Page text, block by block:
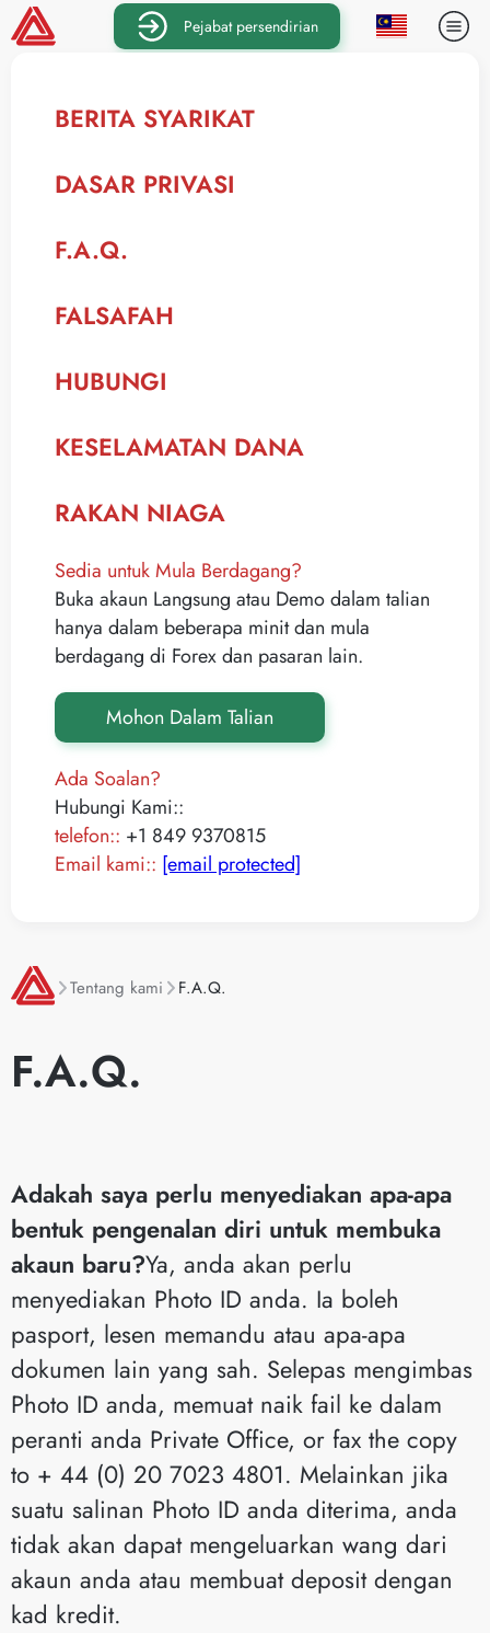
Pejabat persendirian
BERITA SYARIKAT
DASAR PRIVASI
F.A.Q.
FALSAFAH
HUBUNGI
KESELAMATAN DANA
RAKAN NIAGA
Sedia untuk Mula Berdagang?
Buka akaun Langsung atau Demo dalam talian
hanya dalam beberapa minit dan mula
berdagang di Forex dan pasaran lain.
Mohon Dalam Talian
Ada Soalan?
Hubungi Kami::
telefon:: +1 849 9370815
Email kami:: [email protected]
Tentang kami F.A.Q.
F.A.Q.
Adakah saya perlu menyediakan apa-apa
bentuk pengenalan diri untuk membuka
akaun baru?Ya, anda akan perlu
menyediakan Photo ID anda. Ia boleh
pasport, lesen memandu atau apa-apa
dokumen lain yang sah. Selepas mengimbas
Photo ID anda, memuat naik fail ke dalam
peranti anda Private Office, or fax the copy
to + 44 (0) 20 7023 4801. Melainkan jika
suatu salinan Photo ID anda diterima, anda
tidak akan dapat mengeluarkan wang dari
akaun anda atau membuat deposit dengan
kad kredit.